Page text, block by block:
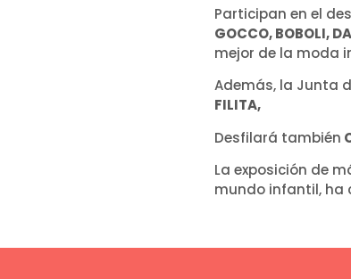
Participan en el
GOCCO, BOBOLI,
mejor de la moda
Además, la Junta
FILITA,
Desfilará también
La exposición de
mundo infantil, ha